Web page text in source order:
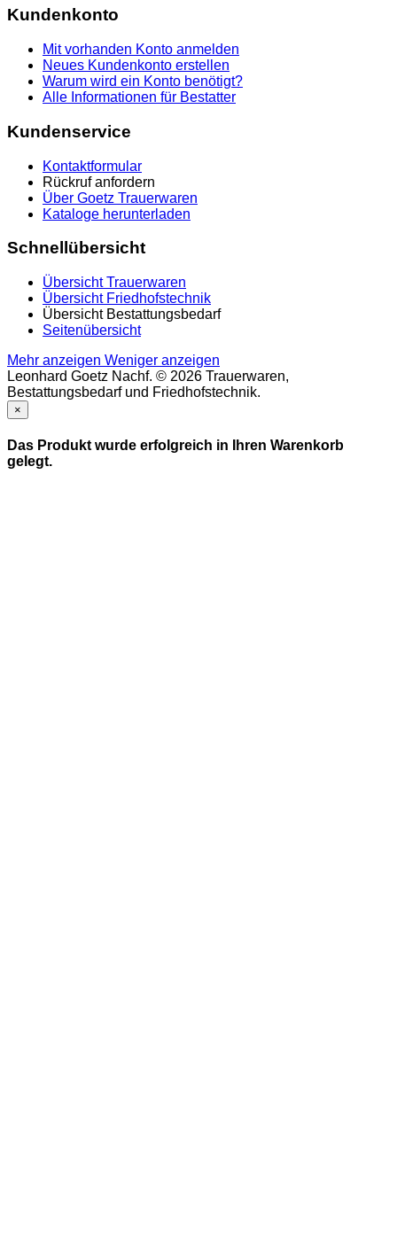
Kundenkonto
Mit vorhanden Konto anmelden
Neues Kundenkonto erstellen
Warum wird ein Konto benötigt?
Alle Informationen für Bestatter
Kundenservice
Kontaktformular
Rückruf anfordern
Über Goetz Trauerwaren
Kataloge herunterladen
Schnellübersicht
Übersicht Trauerwaren
Übersicht Friedhofstechnik
Übersicht Bestattungsbedarf
Seitenübersicht
Mehr anzeigen Weniger anzeigen
Leonhard Goetz Nachf. © 2026 Trauerwaren,
Bestattungsbedarf und Friedhofstechnik.
×
Das Produkt wurde erfolgreich in Ihren Warenkorb
gelegt.